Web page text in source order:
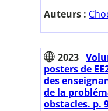
Auteurs :
2023
posters de
des
de la
obstacles. p.